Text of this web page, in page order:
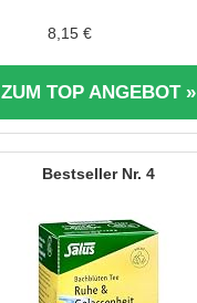
8,15 €
ZUM TOP ANGEBOT »
4